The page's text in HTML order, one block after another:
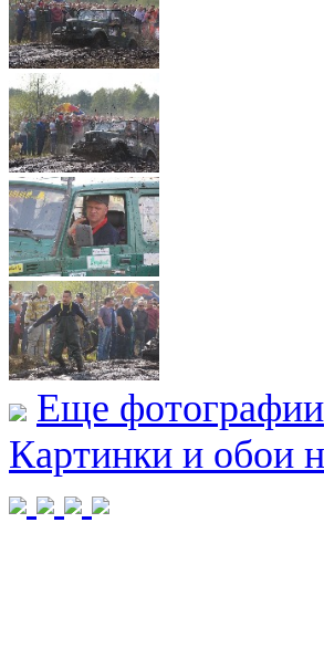
Еще фотографии
Картинки и обои